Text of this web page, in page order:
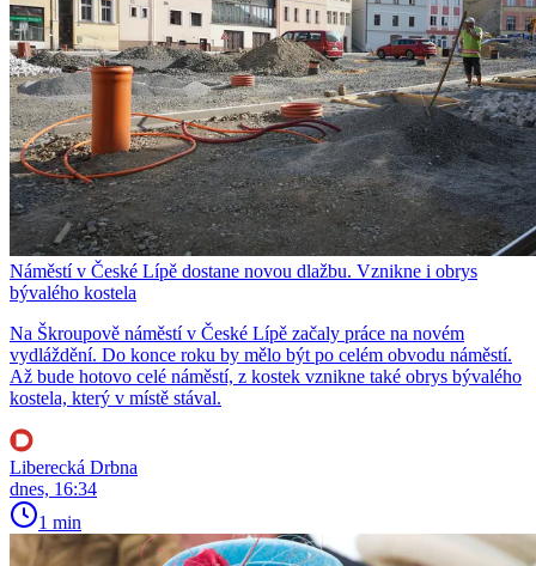
Náměstí v České Lípě dostane novou dlažbu. Vznikne i obrys
bývalého kostela
Na Škroupově náměstí v České Lípě začaly práce na novém
vydláždění. Do konce roku by mělo být po celém obvodu náměstí.
Až bude hotovo celé náměstí, z kostek vznikne také obrys bývalého
kostela, který v místě stával.
Liberecká Drbna
dnes, 16:34
1 min